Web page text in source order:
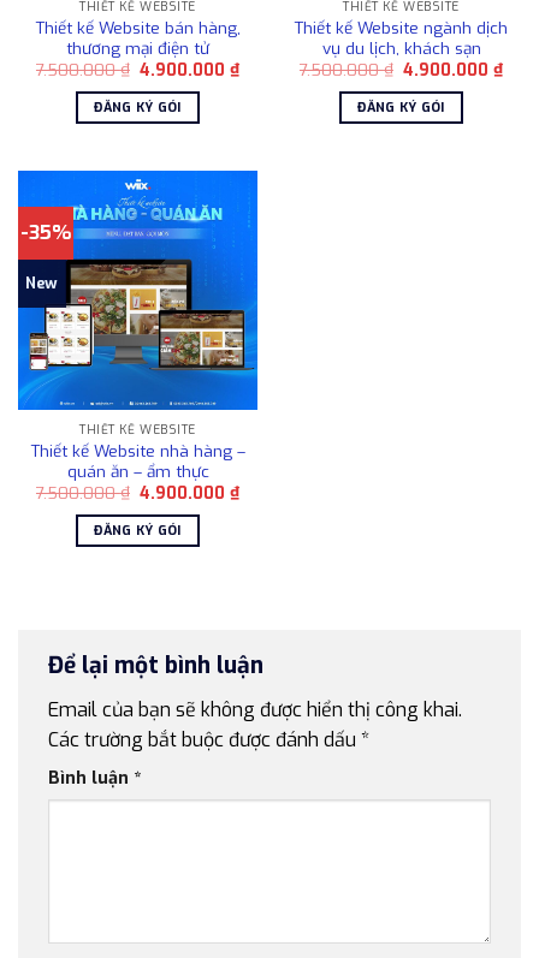
THIẾT KẾ WEBSITE
Thiết kế Website bán hàng,
thương mại điện tử
7.500.000₫ Giá
là:
7.500.000 ₫.
4.900.000₫Giá
ĐĂNG KÝ GÓI
THIẾT KẾ WEBSITE
Thiết kế Website ngành dịch
vụ du lịch, khách sạn
7.500.000₫ Giá
là:
7.500.000 ₫.
4.900.000₫Giá
ĐĂNG KÝ GÓI
-35%
New
THIẾT KẾ WEBSITE
Thiết kế Website nhà hàng –
quán ăn – ẩm thực
7.500.000₫ Giá
là:
7.500.000 ₫.
4.900.000₫Giá
hiện
ĐĂNG KÝ GÓI
Để lại một bình luận
Email của bạn sẽ không được hiển thị công khai.
Các trường bắt buộc được đánh dấu *
Bình luận *